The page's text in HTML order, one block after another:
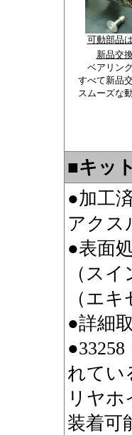
可動部品
新品交
ベアリン
すべて新品
スムーズな
■キッ
●加工
アクス
●表面
（ス
（エ
●詳細
れてい
リヤ
装着可